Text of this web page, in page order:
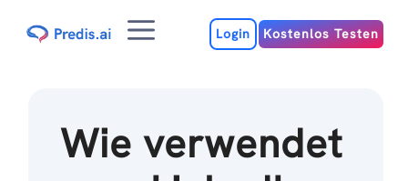
Inhalt
MenuLogin Kostenlos Testen
Wie verwendet